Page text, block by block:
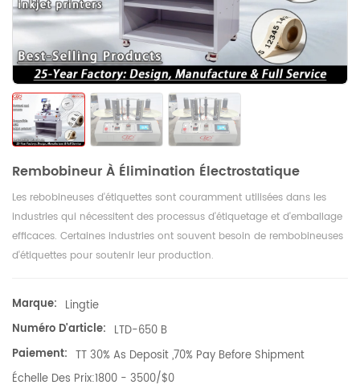
Rembobineur À Élimination Électrostatique
Les rebobineuses d'étiquettes sont couramment utilisées dans les
industries qui nécessitent des processus d'étiquetage et d'emballage
efficaces. Certaines industries ont souvent besoin de rembobineuses
d'étiquettes pour soutenir leur production.
Marque: Lingtie
Numéro D'article: LTD-650 B
Paiement: TT 30% As Deposit ,70% Pay Before Shipment
Échelle Des Prix:1800 - 3500/$0